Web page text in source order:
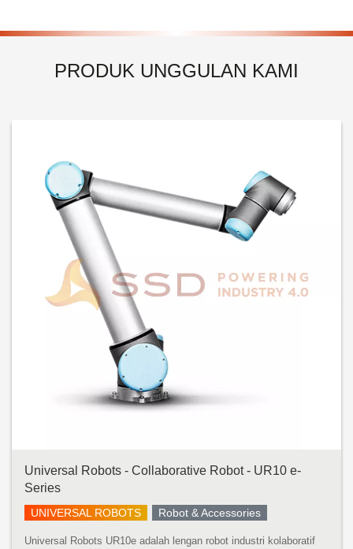
PRODUK UNGGULAN KAMI
Universal Robots - Collaborative Robot - UR10 e-
Series
UNIVERSAL ROBOTS Robot & Accessories
Universal Robots UR10e adalah lengan robot industri kolaboratif